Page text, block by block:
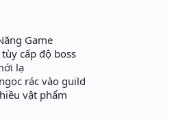
Game
cấp độ boss
lạ
rác vào guild
vật phẩm